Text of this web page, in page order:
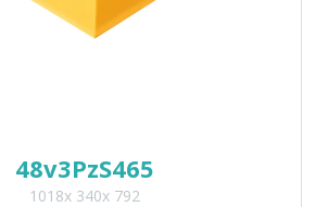
48v3PzS465
1018x 340x 792